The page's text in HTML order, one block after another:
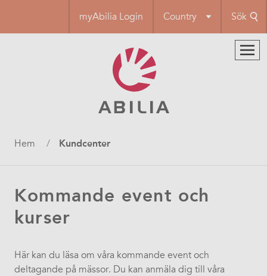
huvudinnehåll
myAbilia Login Country Sök
Länkstig
Hem Kundcenter
Kommande event och
kurser
Här kan du läsa om våra kommande event och
deltagande på mässor. Du kan anmäla dig till våra